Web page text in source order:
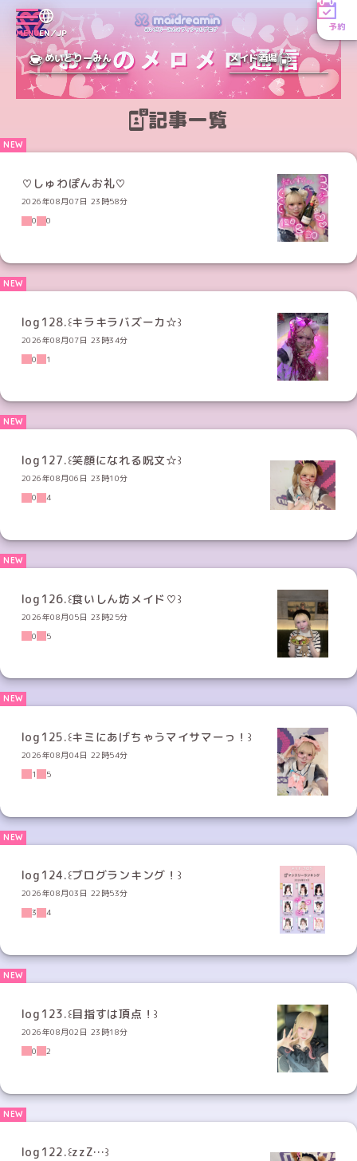
MENUEN／JP
予約
めいどりーみん メイド酒場
記事一覧
♡しゅわぽんお礼♡
2026年08月07日 23時58分
0
0
log128.꒰キラキラバズーカ☆꒱
2026年08月07日 23時34分
0
1
log127.꒰笑顔になれる呪文☆꒱
2026年08月06日 23時10分
0
4
log126.꒰食いしん坊メイド♡꒱
2026年08月05日 23時25分
0
5
log125.꒰キミにあげちゃうマイサマーっ！꒱
2026年08月04日 22時54分
1
5
log124.꒰ブログランキング！꒱
2026年08月03日 22時53分
3
4
log123.꒰目指すは頂点！꒱
2026年08月02日 23時18分
0
2
log122.꒰zzZ…꒱